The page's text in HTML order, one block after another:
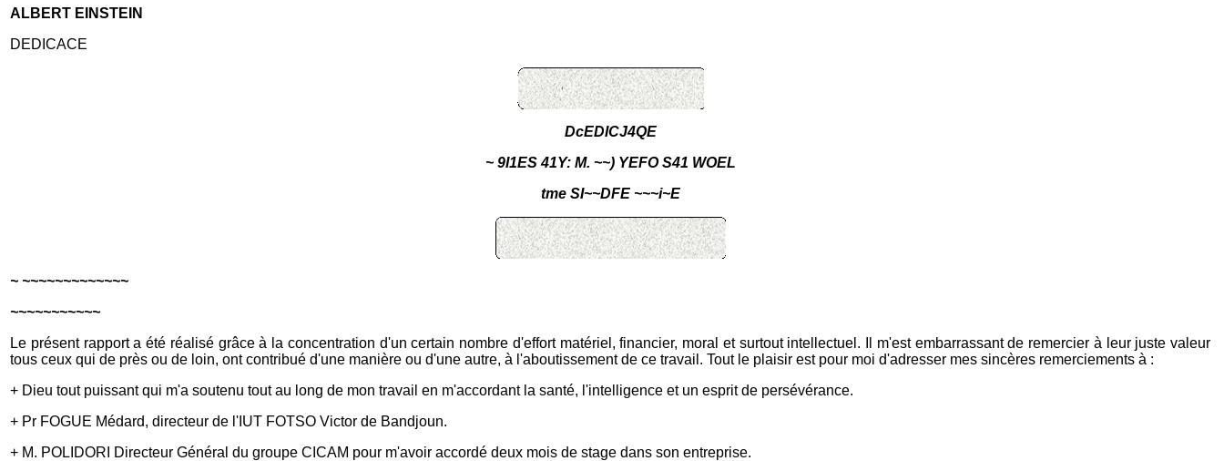
ALBERT EINSTEIN
DEDICACE
DcEDICJ4QE
~ 9I1ES 41Y: M. ~~) YEFO S41 WOEL
tme SI~~DFE ~~~i~E
~ ~~~~~~~~~~~~~
~~~~~~~~~~~
Le présent rapport a été réalisé grâce à la concentration d'un certain nombre d'effort matériel, financier, moral et surtout intellectuel. Il m'est embarrassant de remercier à leur juste valeur
tous ceux qui de près ou de loin, ont contribué d'une manière ou d'une autre, à l'aboutissement de ce travail. Tout le plaisir est pour moi d'adresser mes sincères remerciements à :
+ Dieu tout puissant qui m'a soutenu tout au long de mon travail en m'accordant la santé, l'intelligence et un esprit de persévérance.
+ Pr FOGUE Médard, directeur de l'IUT FOTSO Victor de Bandjoun.
+ M. POLIDORI Directeur Général du groupe CICAM pour m'avoir accordé deux mois de stage dans son entreprise.